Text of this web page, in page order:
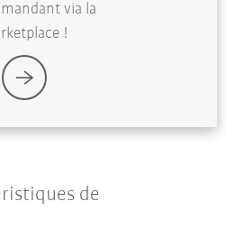
via la
!
de